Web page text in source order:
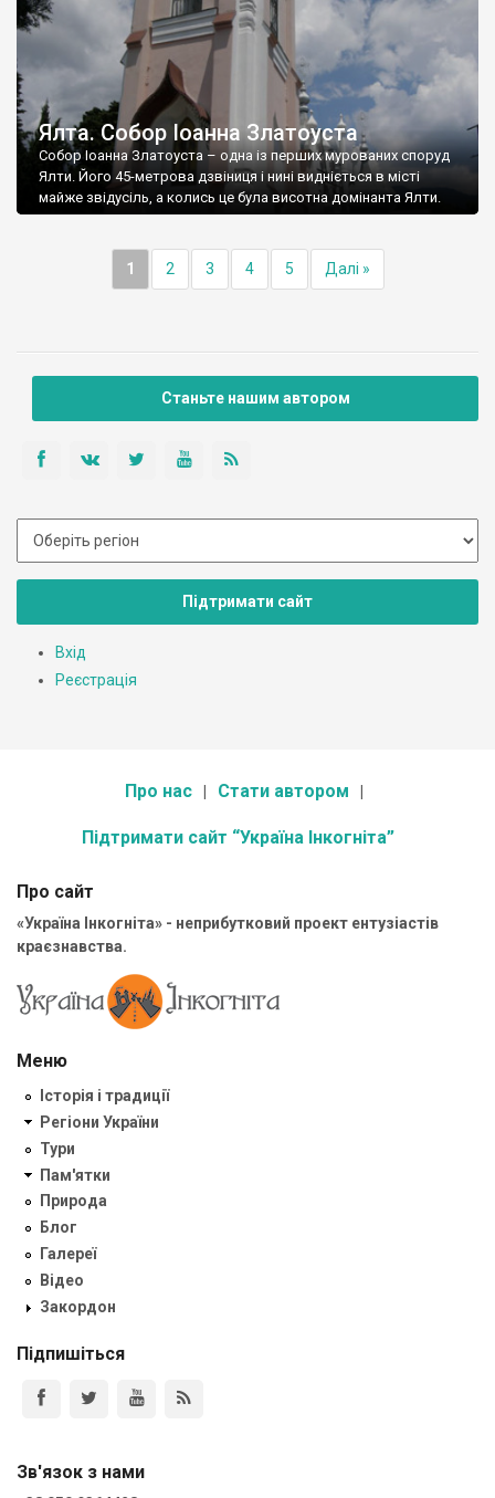
Ялта. Собор Іоанна Златоуста
Собор Іоанна Златоуста – одна із перших мурованих споруд
Ялти. Його 45-метрова дзвіниця і нині видніється в місті
майже звідусіль, а колись це була висотна домінанта Ялти.
1 2 3 4 5 Далі »
Станьте нашим автором
Підтримати сайт
Вхід
Реєстрація
Про нас Стати автором
Підтримати сайт “Україна Інкогніта”
Про сайт
«Україна Інкогніта» - неприбутковий проект ентузіастів
краєзнавства.
Меню
Історія і традиції
Регіони України
Тури
Пам'ятки
Природа
Блог
Галереї
Відео
Закордон
Підпишіться
Зв'язок з нами